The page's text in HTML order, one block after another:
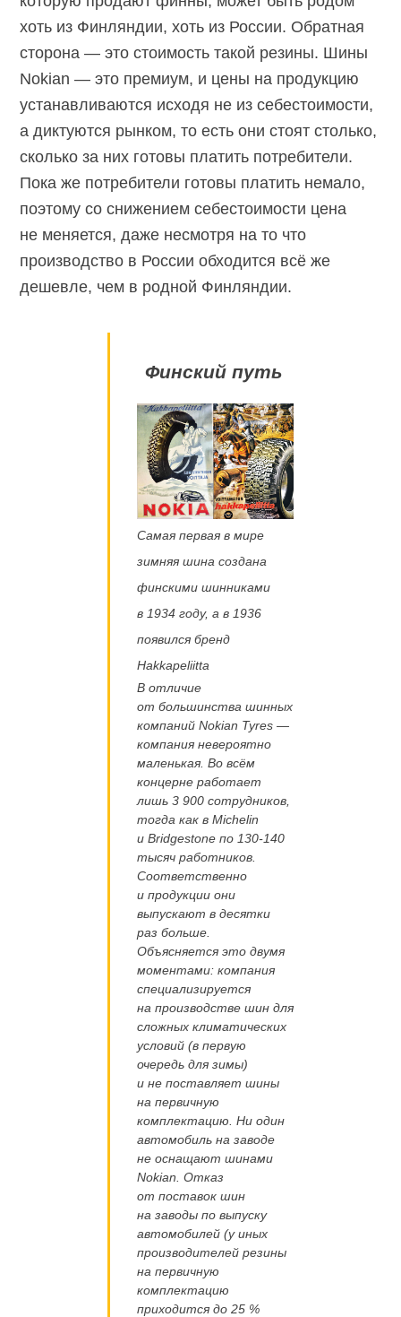
хоть из Финляндии, хоть из России. Обратная
сторона — это стоимость такой резины. Шины
Nokian — это премиум, и цены на продукцию
устанавливаются исходя не из себестоимости,
а диктуются рынком, то есть они стоят столько,
сколько за них готовы платить потребители.
Пока же потребители готовы платить немало,
поэтому со снижением себестоимости цена
не меняется, даже несмотря на то что
производство в России обходится всё же
дешевле, чем в родной Финляндии.
Финский путь
Самая первая в мире
зимняя шина создана
финскими шинниками
в 1934 году, а в 1936
появился бренд
Hakkapeliitta
В отличие
от большинства шинных
компаний Nokian Tyres —
компания невероятно
маленькая. Во всём
концерне работает
лишь 3 900 сотрудников,
тогда как в Michelin
и Bridgestone по 130-140
тысяч работников.
Соответственно
и продукции они
выпускают в десятки
раз больше.
Объясняется это двумя
моментами: компания
специализируется
на производстве шин для
сложных климатических
условий (в первую
очередь для зимы)
и не поставляет шины
на первичную
комплектацию. Ни один
автомобиль на заводе
не оснащают шинами
Nokian. Отказ
от поставок шин
на заводы по выпуску
автомобилей (у иных
производителей резины
на первичную
комплектацию
приходится до 25 %